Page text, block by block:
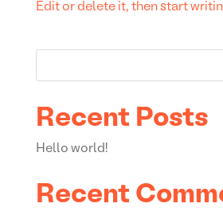
Edit or delete it, then start
Recent Posts
Hello world!
Recent